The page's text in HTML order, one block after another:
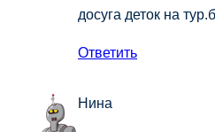
досуга деток на
Ответить
Нина